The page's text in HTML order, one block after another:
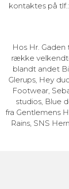
kontaktes på tlf.:
Hos Hr.
række
blandt andet
Glerups, Hey
Footwear,
studios, Blue
fra Gentlemens
Rains, SNS